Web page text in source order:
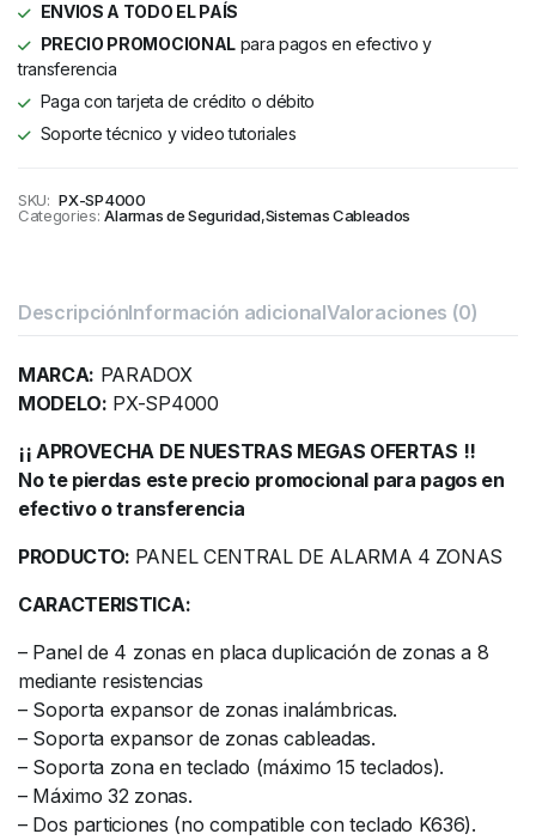
ENVIOS A TODO EL PAÍS
PRECIO PROMOCIONALpara pagos en efectivo y
transferencia
Paga con tarjeta de crédito o débito
Soporte técnico y video tutoriales
SKU: PX-SP4000
Categories: Alarmas de Seguridad,Sistemas Cableados
DescripciónInformación adicionalValoraciones (0)
MARCA: PARADOX
MODELO: PX-SP4000
¡¡ APROVECHA DE NUESTRAS MEGAS OFERTAS !!
No te pierdas este precio promocional para pagos en
efectivo o transferencia
PRODUCTO: PANEL CENTRAL DE ALARMA 4 ZONAS
CARACTERISTICA:
– Panel de 4 zonas en placa duplicación de zonas a 8
mediante resistencias
– Soporta expansor de zonas inalámbricas.
– Soporta expansor de zonas cableadas.
– Soporta zona en teclado (máximo 15 teclados).
– Máximo 32 zonas.
– Dos particiones (no compatible con teclado K636).